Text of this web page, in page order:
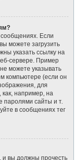
Если
можете загрузить
указать ссылку на
сервере. Пример
можете указывать
компьютере (если он
для
например, на
паролями сайты и т.
в сообщениях тег
вы должны прочесть